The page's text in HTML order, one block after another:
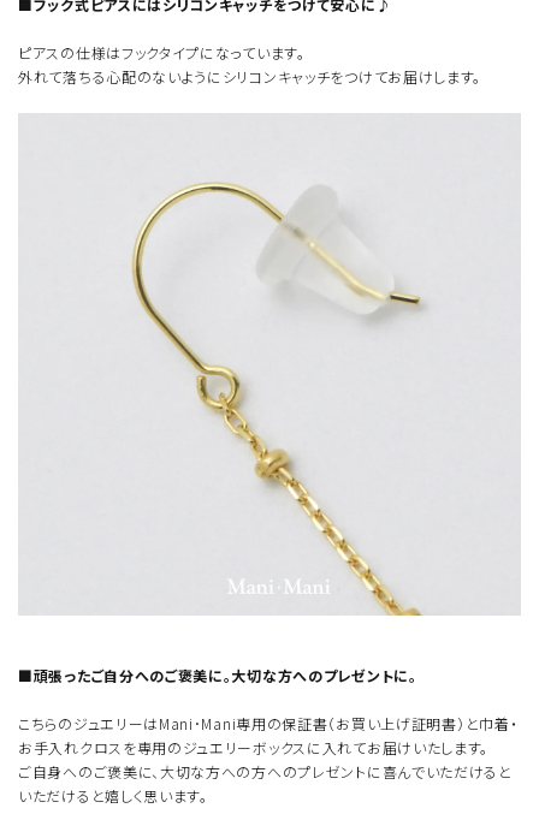
ピアスの仕様はフックタイプになっています。
外れて落ちる心配のないようにシリコンキャッチをつけてお届けします。
■頑張ったご自分へのご褒美に。大切な方へのプレゼントに。
こちらのジュエリーはMani･Mani専用の保証書（お買い上げ証明書）と巾着・
お手入れクロスを専用のジュエリーボックスに入れてお届けいたします。
ご自身へのご褒美に、大切な方への方へのプレゼントに喜んでいただけると
いただけると嬉しく思います。